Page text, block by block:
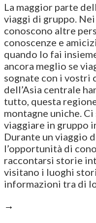
La maggior parte
viaggi di gruppo.
conoscono altre
conoscenze e
quando lo fai
ancora meglio se
sognate con i vostri
dell’Asia centrale
tutto, questa
montagne uniche.
viaggiare in gruppo
Durante un viaggio
l’opportunità di
raccontarsi storie
visitano i luoghi
informazioni tra di
→